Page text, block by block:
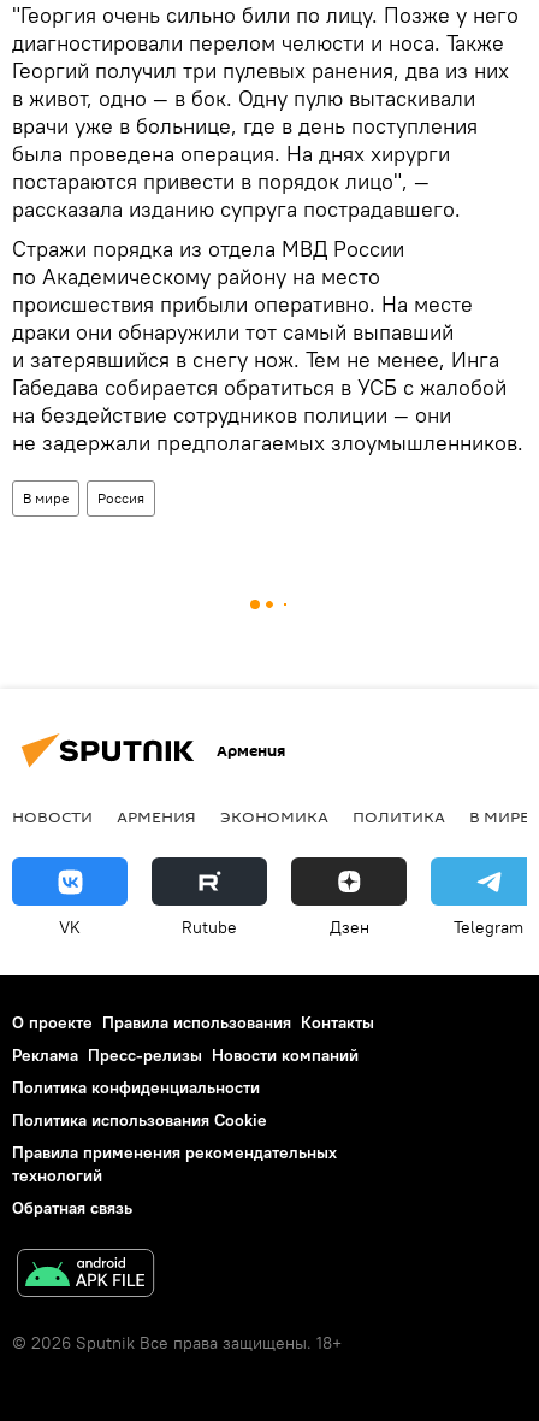
"Георгия очень сильно били по лицу. Позже у него
диагностировали перелом челюсти и носа. Также
Георгий получил три пулевых ранения, два из них
в живот, одно — в бок. Одну пулю вытаскивали
врачи уже в больнице, где в день поступления
была проведена операция. На днях хирурги
постараются привести в порядок лицо", —
рассказала изданию супруга пострадавшего.
Стражи порядка из отдела МВД России
по Академическому району на место
происшествия прибыли оперативно. На месте
драки они обнаружили тот самый выпавший
и затерявшийся в снегу нож. Тем не менее, Инга
Габедава собирается обратиться в УСБ с жалобой
на бездействие сотрудников полиции — они
не задержали предполагаемых злоумышленников.
В мире Россия
Армения
НОВОСТИ АРМЕНИЯ ЭКОНОМИКА ПОЛИТИКА В МИРЕ
VK Rutube Дзен Telegram
О проекте Правила использования Контакты
Реклама Пресс-релизы Новости компаний
Политика конфиденциальности
Политика использования Cookie
Правила применения рекомендательных
технологий
Обратная связь
© 2026 Sputnik Все права защищены. 18+